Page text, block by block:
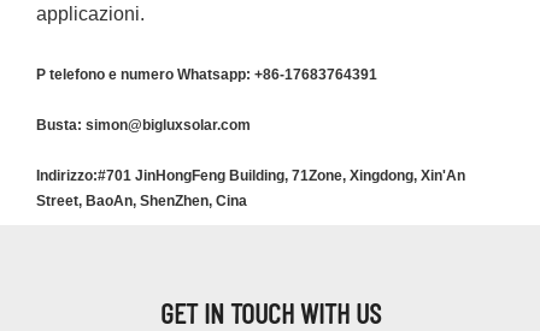
applicazioni.
P telefono e numero Whatsapp: +86-17683764391
Busta: simon@bigluxsolar.com
Indirizzo:#701 JinHongFeng Building, 71Zone, Xingdong, Xin'An
Street, BaoAn, ShenZhen, Cina
GET IN TOUCH WITH US